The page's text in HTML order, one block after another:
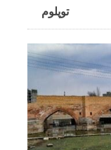
توپلوم